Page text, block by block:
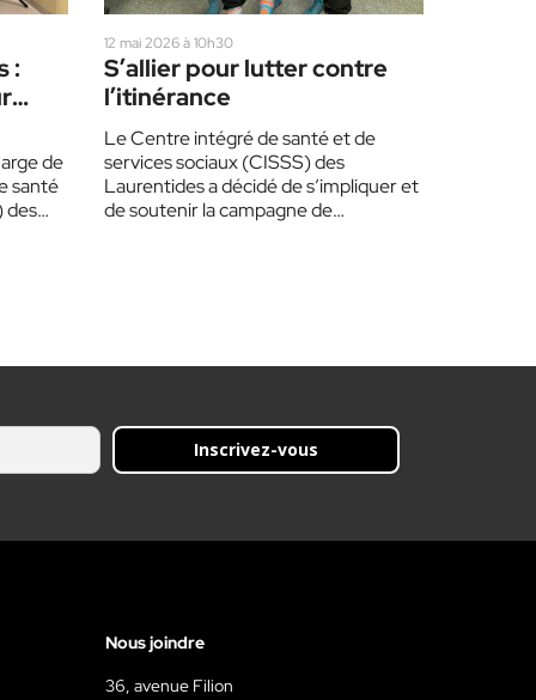
:
de
santé
des
12 mai 2026 à 10h30
S’allier pour lutter contre
l’itinérance
Le Centre intégré de santé et de
services sociaux (CISSS) des
Laurentides a décidé de s’impliquer et
de soutenir la campagne de
Inscrivez-vous
Nous joindre
36, avenue Filion